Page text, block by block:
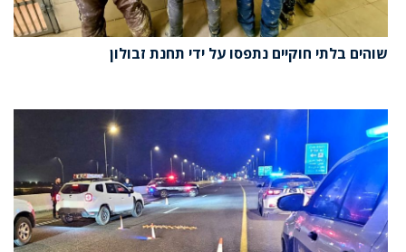
שוהים בלתי חוקיים נתפסו על ידי תחנת זבולון